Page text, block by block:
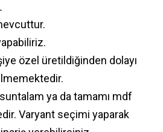
özel üretildiğinden dolayı
ya da tamamı mdf
Varyant seçimi yaparak